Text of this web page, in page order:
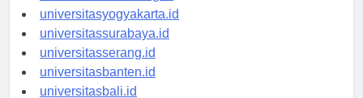
universitassemarang.id
universitasyogyakarta.id
universitassurabaya.id
universitasserang.id
universitasbanten.id